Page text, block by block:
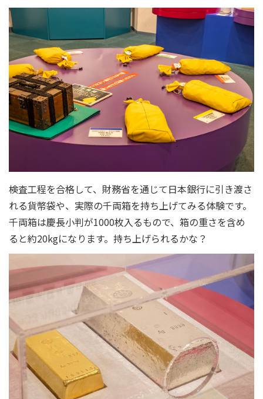
検査工程を合格して、財務省を通じて日本銀行に引き渡さ
れる貨幣袋や、実際の千両箱を持ち上げてみる体験です。
千両箱は慶長小判が1000枚入るもので、箱の重さを含め
ると約20kgになります。持ち上げられるかな？